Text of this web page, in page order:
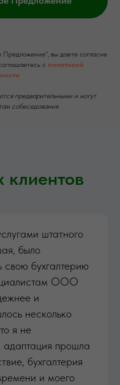
вы даете согласие
c политикой
предварительными и могут
собеседования
штатного
было
свою бухгалтерию
ООО
и
несколько
я не
адаптация прошла
бухгалтерия
и моего